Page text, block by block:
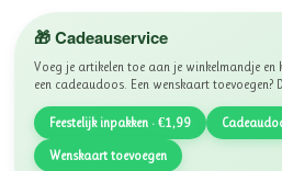
🎁 Cadeauservice
Voeg je artikelen toe aan je winkelmandje en
een cadeaudoos. Een wenskaart
Feestelijk inpakken · €1,99
Wenskaart toevoegen